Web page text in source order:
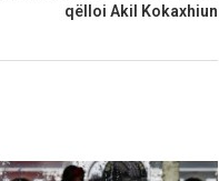
qëlloi Akil Kokaxhiun